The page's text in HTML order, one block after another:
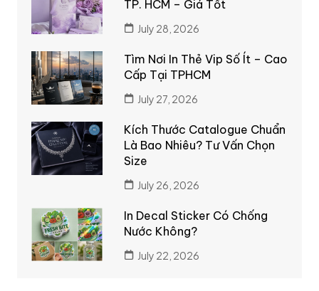
TP. HCM – Giá Tốt
July 28, 2026
Tìm Nơi In Thẻ Vip Số Ít – Cao
Cấp Tại TPHCM
July 27, 2026
Kích Thước Catalogue Chuẩn
Là Bao Nhiêu? Tư Vấn Chọn
Size
July 26, 2026
In Decal Sticker Có Chống
Nước Không?
July 22, 2026